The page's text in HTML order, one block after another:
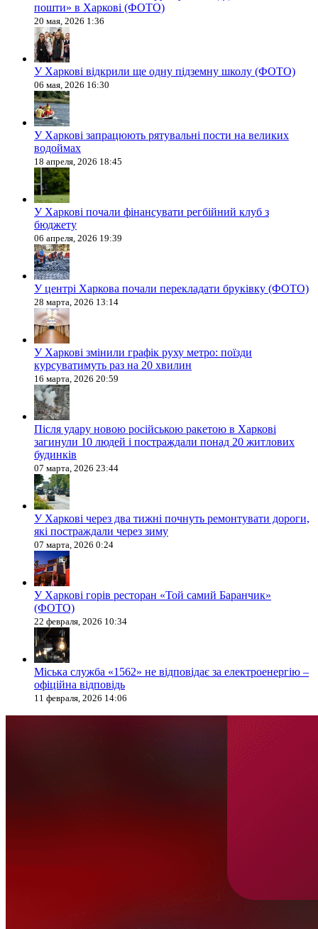
пошти» в Харкові (ФОТО)
20 мая, 2026 1:36
У Харкові відкрили ще одну підземну школу (ФОТО)
06 мая, 2026 16:30
У Харкові запрацюють рятувальні пости на великих
водоймах
18 апреля, 2026 18:45
У Харкові почали фінансувати регбійний клуб з
бюджету
06 апреля, 2026 19:39
У центрі Харкова почали перекладати бруківку (ФОТО)
28 марта, 2026 13:14
У Харкові змінили графік руху метро: поїзди
курсуватимуть раз на 20 хвилин
16 марта, 2026 20:59
Після удару новою російською ракетою в Харкові
загинули 10 людей і постраждали понад 20 житлових
будинків
07 марта, 2026 23:44
У Харкові через два тижні почнуть ремонтувати дороги,
які постраждали через зиму
07 марта, 2026 0:24
У Харкові горів ресторан «Той самий Баранчик»
(ФОТО)
22 февраля, 2026 10:34
Міська служба «1562» не відповідає за електроенергію –
офіційна відповідь
11 февраля, 2026 14:06